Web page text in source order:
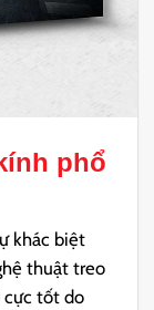
phổ
khác biệt
thuật treo
cực tốt do